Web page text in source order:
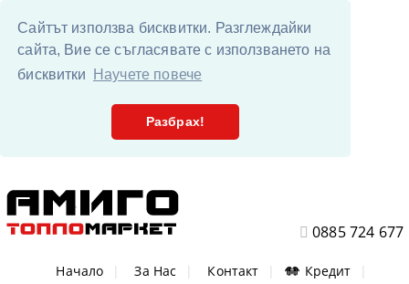
Сайтът използва бисквитки. Разглеждайки
сайта, Вие се съгласявате с използването на
бисквитки
Научете повече
Разбрах!
0885 724 677
Начало За Нас Контакт Кредит